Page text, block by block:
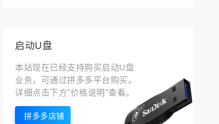
启动U盘
本站现在已经支持购买启动U盘
业务，可通过拼多多平台购买。
详细点击下方“价格说明”查看。
拼多多店铺